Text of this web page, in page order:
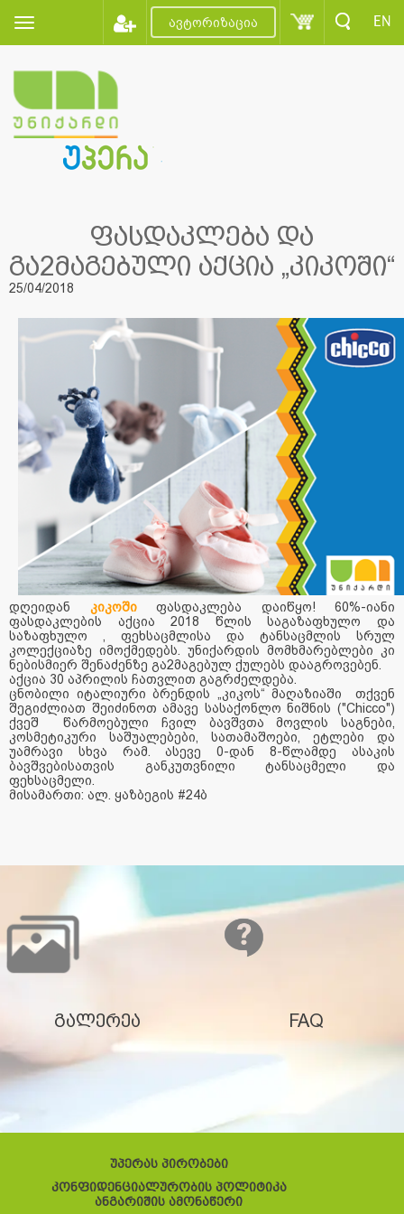
ავტორიზაცია EN
ფასდაკლება და
გა2მაგებული აქცია „კიკოში“
25/04/2018
დღეიდან კიკოშიფასდაკლება დაიწყო! 60%-იანი
ფასდაკლების აქცია 2018 წლის საგაზაფხულო და
საზაფხულო , ფეხსაცმლისა და ტანსაცმლის სრულ
კოლექციაზე იმოქმედებს. უნიქარდის მომხმარებლები კი
ნებისმიერ შენაძენზე გა2მაგებულ ქულებს დააგროვებენ.
აქცია 30 აპრილის ჩათვლით გაგრძელდება.
ცნობილი იტალიური ბრენდის „კიკოს“ მაღაზიაში თქვენ
შეგიძლიათ შეიძინოთ ამავე სასაქონლო ნიშნის ("Chicco")
ქვეშ წარმოებული ჩვილ ბავშვთა მოვლის საგნები,
კოსმეტიკური საშუალებები, სათამაშოები, ეტლები და
უამრავი სხვა რამ. ასევე 0-დან 8-წლამდე ასაკის
ბავშვებისათვის განკუთვნილი ტანსაცმელი და
ფეხსაცმელი.
მისამართი: ალ. ყაზბეგის #24ბ
გალერეა FAQ
უპერას პირობები
კონფიდენციალურობის პოლიტიკა
ანგარიშის ამონაწერი